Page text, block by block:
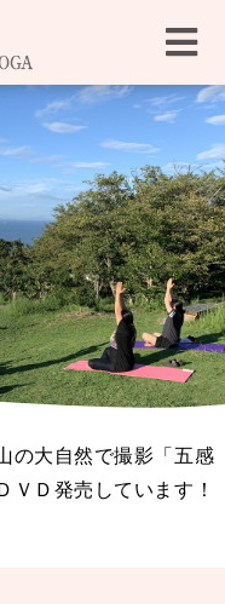
の大自然で撮影「五感
ＶＤ発売しています！